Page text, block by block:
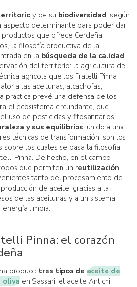
y de su biodiversidad, según
aspecto determinante para poder dar
que ofrece Cerdeña.
la filosofía productiva de la
en la búsqueda de la calidad
del territorio: la agricultura de
agrícola que los Fratelli Pinna
a las aceitunas, alcachofas,
práctica prevé una defensa de los
el ecosistema circundante, que
uso de pesticidas y fitosanitarios.
y sus equilibrios, unido a una
técnicas de transformación, son los
sobre los cuales se basa la filosofía
Pinna. De hecho, en el campo
que permiten un reutilización
tanto del procesamiento de
de aceite: gracias a la
de las aceitunas y a un sistema
limpia.
Pinna: el corazón
produce tres tipos de aceite de
oliva en Sassari: el aceite Antichi